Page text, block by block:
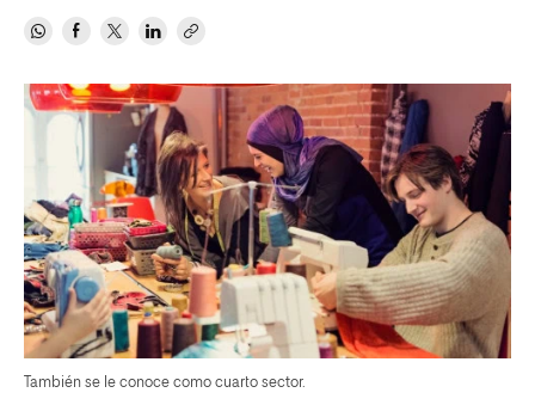
También se le conoce como cuarto sector.